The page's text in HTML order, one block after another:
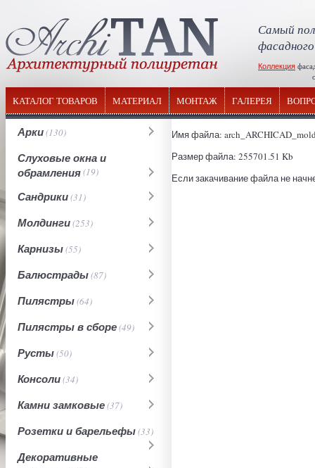
Самый
Коллекция
КАТАЛОГ ТОВАРОВ МАТЕРИАЛ МОНТАЖ ГАЛЕРЕЯ
Арки(130)
Слуховые окна и
обрамления(19)
Сандрики(31)
Молдинги(253)
Карнизы(55)
Балюстрады(87)
Пилястры(64)
Пилястры в сборе(49)
Русты(50)
Консоли(34)
Камни замковые(37)
Розетки и барельефы(33)
Декоративные
Имя файла:
Размер файла: 255701.51 Kb
Если закачивание файла не